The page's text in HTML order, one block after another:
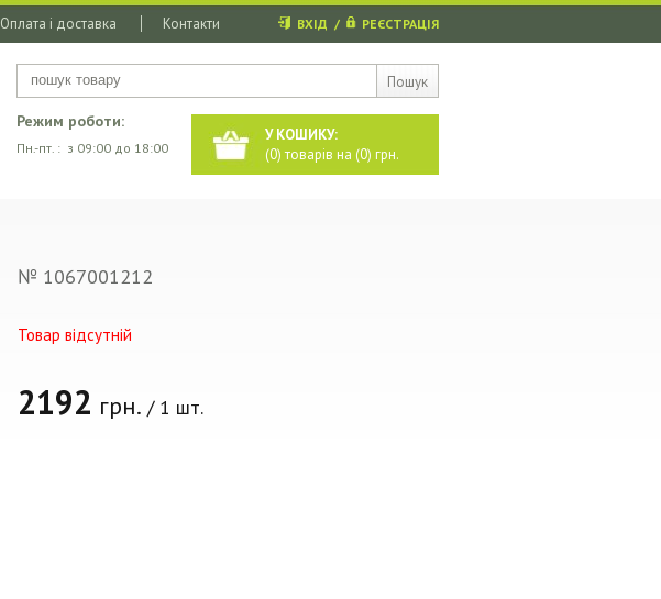
Пошук
Оплата і доставка Контакти ВХІД / РЕЄСТРАЦІЯ
У КОШИКУ:
(0) товарів на (0) грн.
Режим роботи:
Пн.-пт. : з 09:00 до 18:00
№ 1067001212
Товар відсутній
2192 грн. / 1 шт.